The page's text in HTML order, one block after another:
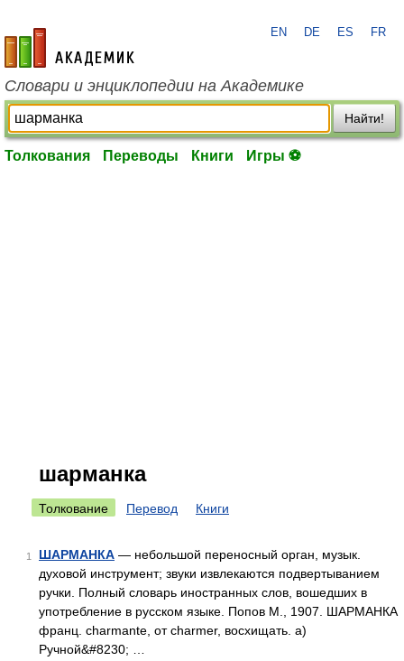
academic.ru
EN DE ES FR
Словари и энциклопедии на Академике
Найти!
Толкования Переводы Книги Игры ⚽
шарманка
Толкование Перевод Книги
1 ШАРМАНКА — небольшой переносный орган, музык.
духовой инструмент; звуки извлекаются подвертыванием
ручки. Полный словарь иностранных слов, вошедших в
употребление в русском языке. Попов М., 1907. ШАРМАНКА
франц. charmante, от charmer, восхищать. а)
Ручной&#8230; …